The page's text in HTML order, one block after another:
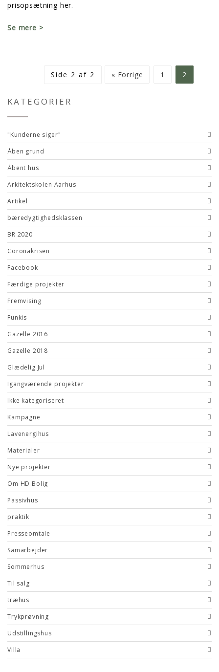
prisopsætning her.
Se mere >
Side 2 af 2 « Forrige 1 2
KATEGORIER
"Kunderne siger"
Åben grund
Åbent hus
Arkitektskolen Aarhus
Artikel
bæredygtighedsklassen
BR 2020
Coronakrisen
Facebook
Færdige projekter
Fremvising
Funkis
Gazelle 2016
Gazelle 2018
Glædelig Jul
Igangværende projekter
Ikke kategoriseret
Kampagne
Lavenergihus
Materialer
Nye projekter
Om HD Bolig
Passivhus
praktik
Presseomtale
Samarbejder
Sommerhus
Til salg
træhus
Trykprøvning
Udstillingshus
Villa